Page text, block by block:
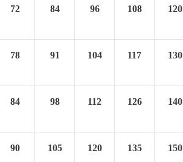
72 84 96 108 120
78 91 104 117 130
84 98 112 126 140
90 105 120 135 150